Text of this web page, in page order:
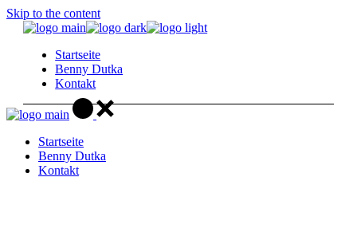
Skip to the content
Startseite
Benny Dutka
Kontakt
Startseite
Benny Dutka
Kontakt